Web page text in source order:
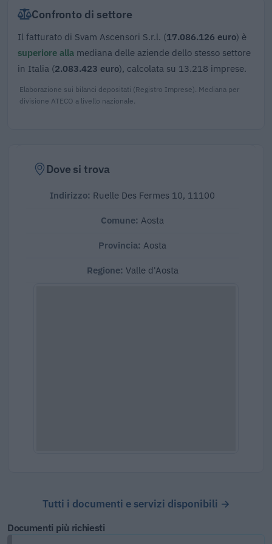
Confronto di settore
Il fatturato di Svam Ascensori S.r.l. (17.086.126 euro) è
superiore alla mediana delle aziende dello stesso settore
in Italia (2.083.423 euro), calcolata su 13.218 imprese.
Elaborazione sui bilanci depositati (Registro Imprese). Mediana per
divisione ATECO a livello nazionale.
Dove si trova
Indirizzo: Ruelle Des Fermes 10, 11100
Comune: Aosta
Provincia: Aosta
Regione: Valle d'Aosta
Tutti i documenti e servizi disponibili →
Documenti più richiesti